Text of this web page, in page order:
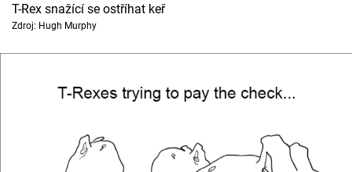
T-Rex snažící se ostříhat keř
Zdroj: Hugh Murphy